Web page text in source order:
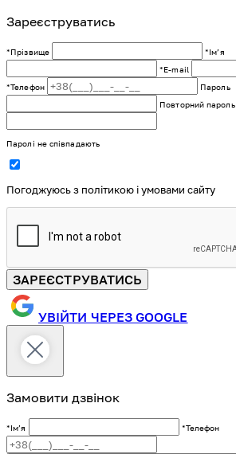
Зареєструватись
*Прізвище
*Імʼя
*E-mail
*Телефон
Пароль
Повторний пароль
Паролі не співпадають
Погоджуюсь з політикою і умовами сайту
ЗАРЕЄСТРУВАТИСЬ
УВІЙТИ ЧЕРЕЗ GOOGLE
Замовити дзвінок
*Імʼя *Телефон